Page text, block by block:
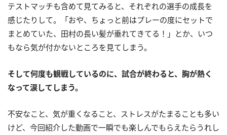
テストマッチも含めて見てみると、それぞれの選手の成長を
感じたりして。「おや、ちょっと前はプレーの度にセットで
まとめていた、田村の長い髪が垂れてきてる！」とか、いつ
もなら気が付かないところを見てしまう。
そして何度も観戦しているのに、試合が終わると、胸が熱く
なって涙してしまう。
不安なこと、気が重くなること、ストレスがたまることも多い
けど、今回紹介した動画で一瞬でも楽しんでもらえたらうれし